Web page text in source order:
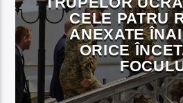
CELE PATRU
ANEXATE
ORICE